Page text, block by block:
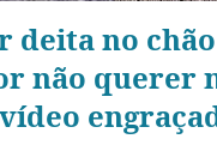
deita no
não querer